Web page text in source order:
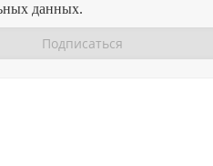
данных.